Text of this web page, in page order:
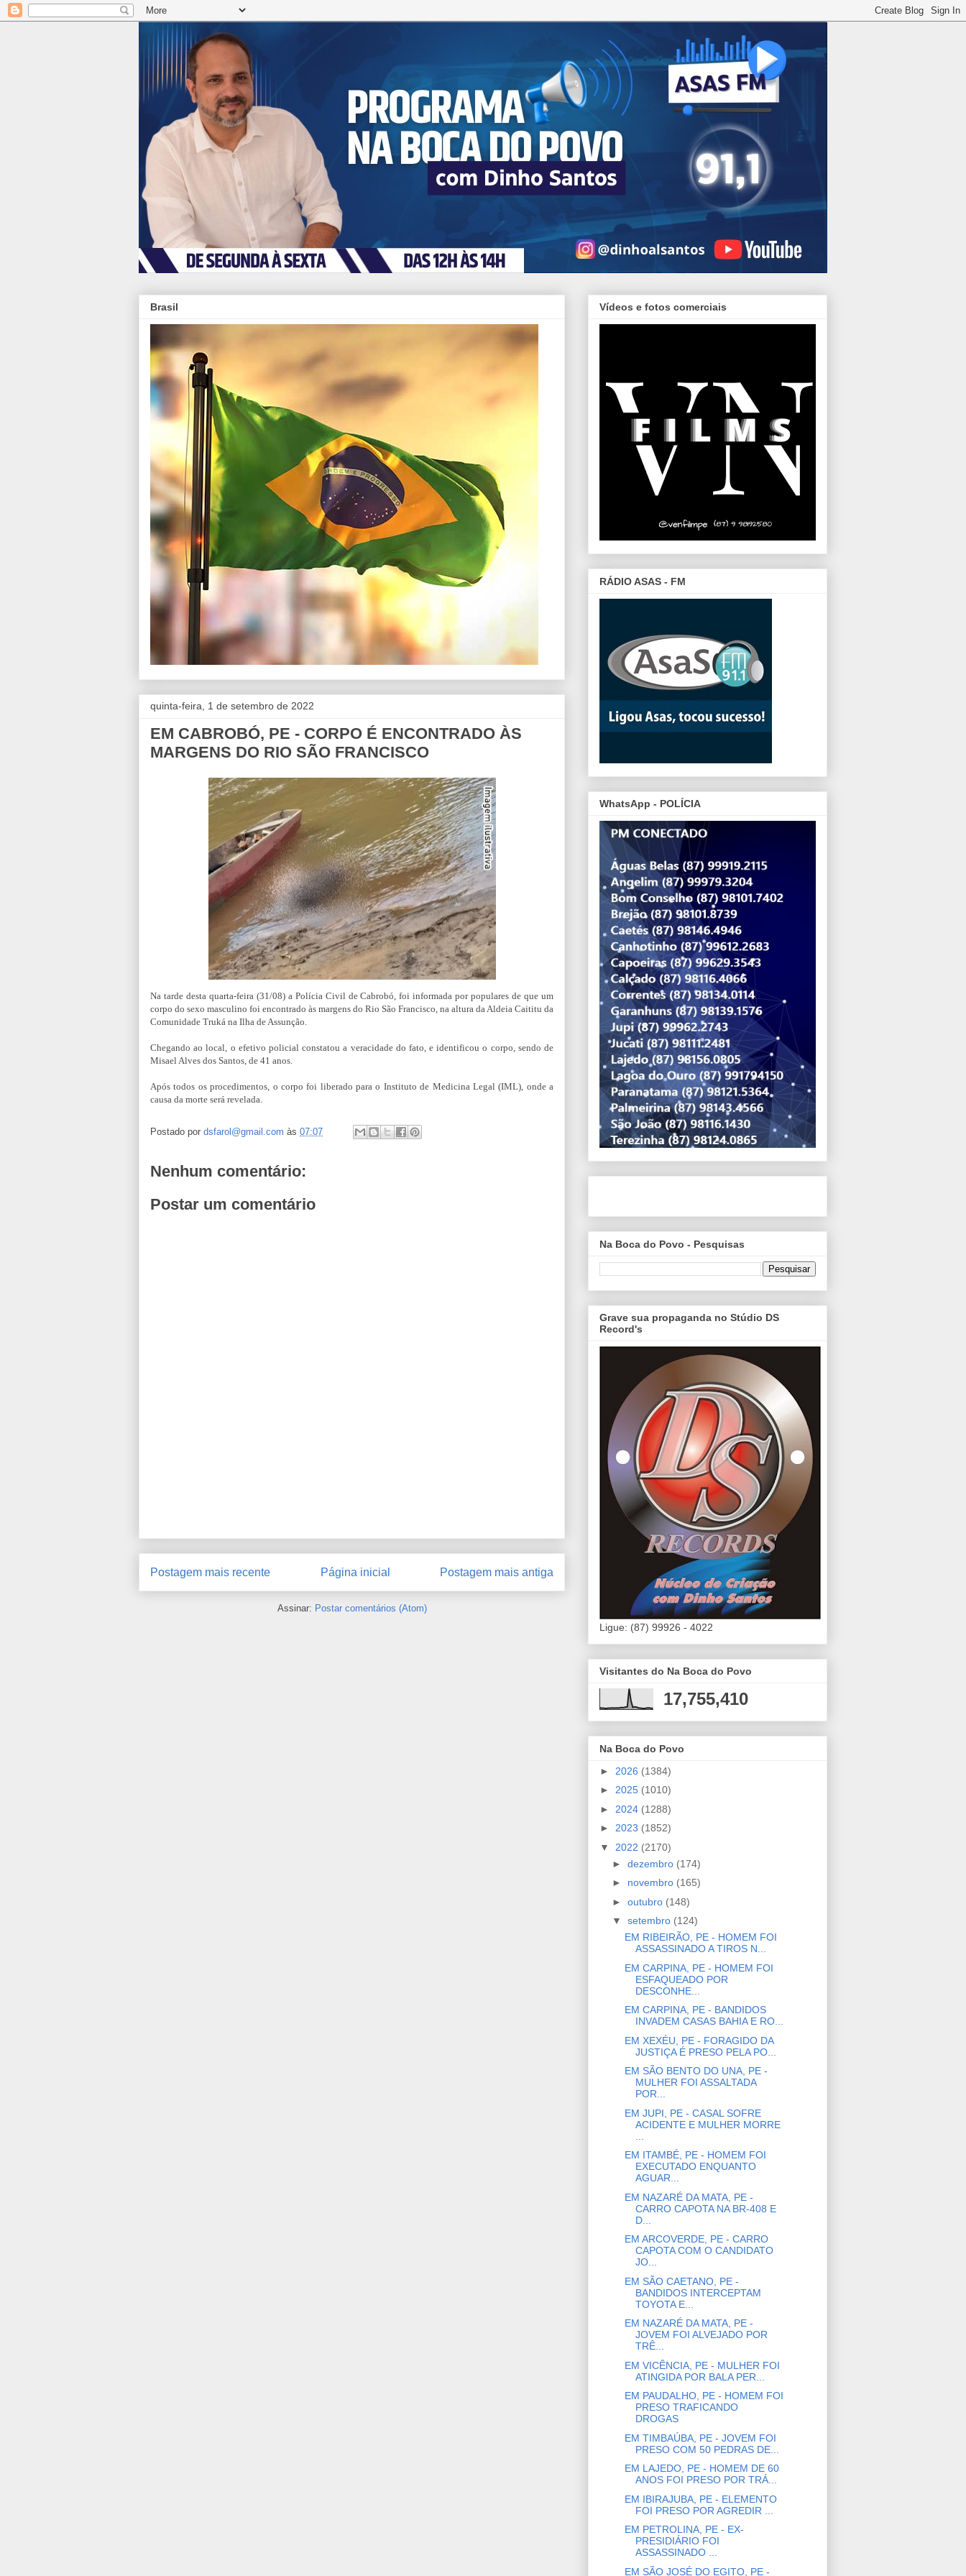
Brasil
quinta-feira, 1 de setembro de 2022
EM CABROBÓ, PE - CORPO É ENCONTRADO ÀS
MARGENS DO RIO SÃO FRANCISCO
Na tarde desta quarta-feira (31/08) a Polícia Civil de Cabrobó, foi informada por populares de que um
corpo do sexo masculino foi encontrado às margens do Rio São Francisco, na altura da Aldeia Caititu da
Comunidade Truká na Ilha de Assunção.
Chegando ao local, o efetivo policial constatou a veracidade do fato, e identificou o corpo, sendo de
Misael Alves dos Santos, de 41 anos.
Após todos os procedimentos, o corpo foi liberado para o Instituto de Medicina Legal (IML), onde a
causa da morte será revelada.
Postado por dsfarol@gmail.com às 07:07
Nenhum comentário:
Postar um comentário
Postagem mais recente Postagem mais antiga
Página inicial
Assinar: Postar comentários (Atom)
Vídeos e fotos comerciais
RÁDIO ASAS - FM
WhatsApp - POLÍCIA
Na Boca do Povo - Pesquisas
Grave sua propaganda no Stúdio DS
Record's
Ligue: (87) 99926 - 4022
Visitantes do Na Boca do Povo
17,755,410
Na Boca do Povo
► 2026 (1384)
► 2025 (1010)
► 2024 (1288)
► 2023 (1852)
▼ 2022 (2170)
► dezembro (174)
► novembro (165)
► outubro (148)
▼ setembro (124)
EM RIBEIRÃO, PE - HOMEM FOI
ASSASSINADO A TIROS N...
EM CARPINA, PE - HOMEM FOI
ESFAQUEADO POR
DESCONHE...
EM CARPINA, PE - BANDIDOS
INVADEM CASAS BAHIA E RO...
EM XEXÉU, PE - FORAGIDO DA
JUSTIÇA É PRESO PELA PO...
EM SÃO BENTO DO UNA, PE -
MULHER FOI ASSALTADA
POR...
EM JUPI, PE - CASAL SOFRE
ACIDENTE E MULHER MORRE
EM ITAMBÉ, PE - HOMEM FOI
EXECUTADO ENQUANTO
AGUAR...
EM NAZARÉ DA MATA, PE -
CARRO CAPOTA NA BR-408 E
D...
EM ARCOVERDE, PE - CARRO
CAPOTA COM O CANDIDATO
JO...
EM SÃO CAETANO, PE -
BANDIDOS INTERCEPTAM
TOYOTA E...
EM NAZARÉ DA MATA, PE -
JOVEM FOI ALVEJADO POR
TRÊ...
EM VICÊNCIA, PE - MULHER FOI
ATINGIDA POR BALA PER...
EM PAUDALHO, PE - HOMEM FOI
PRESO TRAFICANDO
DROGAS
EM TIMBAÚBA, PE - JOVEM FOI
PRESO COM 50 PEDRAS DE...
EM LAJEDO, PE - HOMEM DE 60
ANOS FOI PRESO POR TRÁ...
EM IBIRAJUBA, PE - ELEMENTO
FOI PRESO POR AGREDIR ...
EM PETROLINA, PE - EX-
PRESIDIÁRIO FOI
ASSASSINADO ...
EM SÃO JOSÉ DO EGITO, PE -